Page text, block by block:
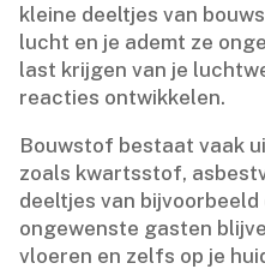
kleine deeltjes van
lucht en je ademt ze
last krijgen van je
reacties ontwikkelen.​
Bouwstof bestaat vaak
zoals kwartsstof,
deeltjes van
ongewenste gasten
vloeren en zelfs op je